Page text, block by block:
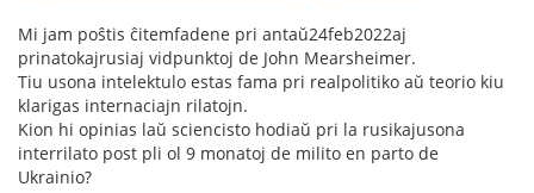
Mi jam poŝtis ĉitemfadene pri antaŭ24feb2022aj
prinatokajrusiaj vidpunktoj de John Mearsheimer.
Tiu usona intelektulo estas fama pri realpolitiko aŭ teorio kiu
klarigas internaciajn rilatojn.
Kion hi opinias laŭ sciencisto hodiaŭ pri la rusikajusona
interrilato post pli ol 9 monatoj de milito en parto de
Ukrainio?